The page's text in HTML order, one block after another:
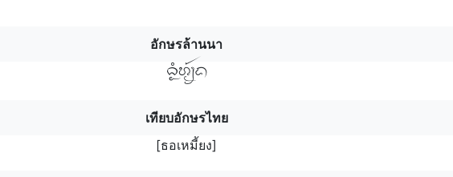
อักษรล้านนา
ธํอฯห้มฯง
เทียบอักษรไทย
[ธอเหมี้ยง]